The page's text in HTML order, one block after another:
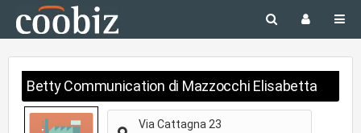
Betty Communication di Mazzocchi Elisabetta
Via Cattagna 23